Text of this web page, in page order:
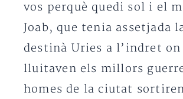
vos perquè quedi sol i el
Joab, que tenia assetjada
destinà Uries a l’indret on
lluitaven els millors
homes de la ciutat